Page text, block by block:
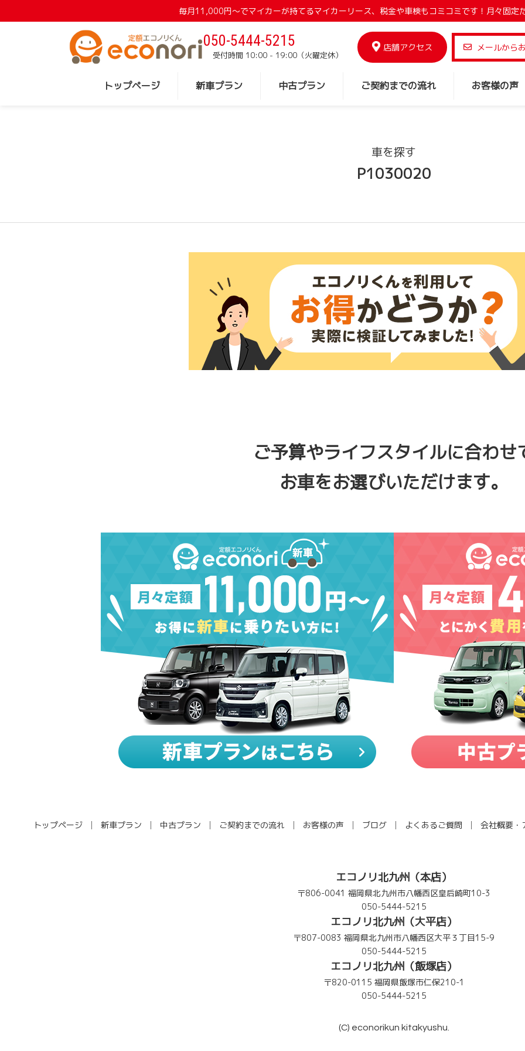
毎月11,000円〜でマイカーが持てるマイカーリース、税金や車検もコミコミです！月々固定
050-5444-5215
受付時間 10:00 - 19:00（火曜定休）
店舗アクセス メールから
トップページ 新車プラン 中古プラン ご契約までの流れ お客様の声
車を探す
P1030020
ご予算やライフスタイルに合わせ
お車をお選びいただけます。
トップページ 新車プラン 中古プラン ご契約までの流れ お客様の声 ブログ よくあるご質問 会社概要・
エコノリ北九州（本店）
〒806-0041 福岡県北九州市八幡西区皇后崎町10-3
050-5444-5215
エコノリ北九州（大平店）
〒807-0083 福岡県北九州市八幡西区大平３丁目15-9
050-5444-5215
エコノリ北九州（飯塚店）
〒820-0115 福岡県飯塚市仁保210-1
050-5444-5215
(C) econorikun kitakyushu.